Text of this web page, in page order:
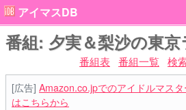
アイマスDB
番組: 夕実＆梨沙の東
番組表 番組一覧 検
[広告] Amazon.co.jpでのアイドルマス
はこちらから